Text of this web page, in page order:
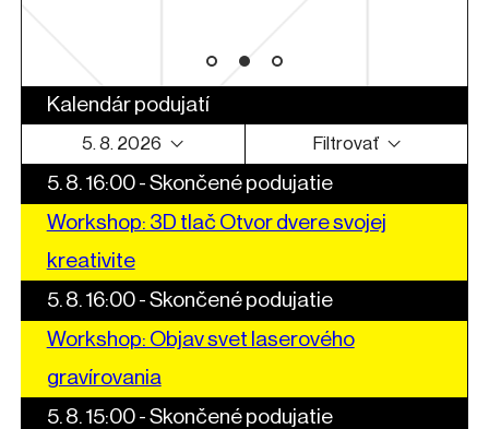
Kalendár podujatí
5. 8. 2026 Filtrovať
5. 8. 16:00- Skončené podujatie
Workshop: 3D tlač Otvor dvere svojej
kreativite
5. 8. 16:00- Skončené podujatie
Workshop: Objav svet laserového
gravírovania
5. 8. 15:00- Skončené podujatie